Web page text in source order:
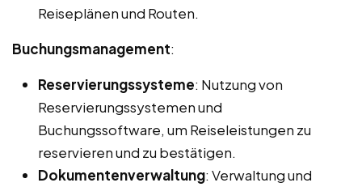
Reiseplänen und Routen.
Buchungsmanagement:
Reservierungssysteme: Nutzung von
Reservierungssystemen und
Buchungssoftware, um Reiseleistungen zu
reservieren und zu bestätigen.
Dokumentenverwaltung: Verwaltung und